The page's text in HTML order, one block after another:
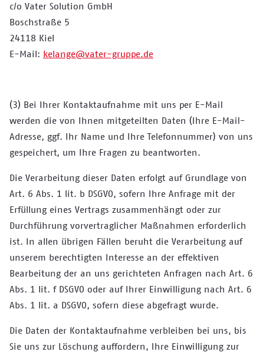
c/o Vater Solution GmbH
Boschstraße 5
24118 Kiel
E-Mail: kelange@vater-gruppe.de
(3) Bei Ihrer Kontaktaufnahme mit uns per E-Mail
werden die von Ihnen mitgeteilten Daten (Ihre E-Mail-
Adresse, ggf. Ihr Name und Ihre Telefonnummer) von uns
gespeichert, um Ihre Fragen zu beantworten.
Die Verarbeitung dieser Daten erfolgt auf Grundlage von
Art. 6 Abs. 1 lit. b DSGVO, sofern Ihre Anfrage mit der
Erfüllung eines Vertrags zusammenhängt oder zur
Durchführung vorvertraglicher Maßnahmen erforderlich
ist. In allen übrigen Fällen beruht die Verarbeitung auf
unserem berechtigten Interesse an der effektiven
Bearbeitung der an uns gerichteten Anfragen nach Art. 6
Abs. 1 lit. f DSGVO oder auf Ihrer Einwilligung nach Art. 6
Abs. 1 lit. a DSGVO, sofern diese abgefragt wurde.
Die Daten der Kontaktaufnahme verbleiben bei uns, bis
Sie uns zur Löschung auffordern, Ihre Einwilligung zur